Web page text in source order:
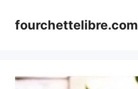
contentfourchettelibre.com